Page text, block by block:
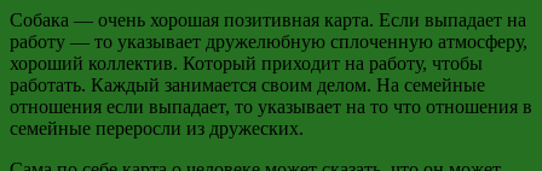
Собака — очень хорошая позитивная карта. Если выпадает на
работу — то указывает дружелюбную сплоченную атмосферу,
хороший коллектив. Который приходит на работу, чтобы
работать. Каждый занимается своим делом. На семейные
отношения если выпадает, то указывает на то что отношения в
семейные переросли из дружеских.